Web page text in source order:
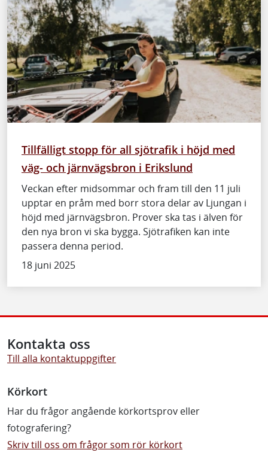
Tillfälligt stopp för all sjötrafik i höjd med
väg- och järnvägsbron i Erikslund
Veckan efter midsommar och fram till den 11 juli
upptar en pråm med borr stora delar av Ljungan i
höjd med järnvägsbron. Prover ska tas i älven för
den nya bron vi ska bygga. Sjötrafiken kan inte
passera denna period.
18 juni 2025
Kontakta oss
Till alla kontaktuppgifter
Körkort
Har du frågor angående körkortsprov eller
fotografering?
Skriv till oss om frågor som rör körkort